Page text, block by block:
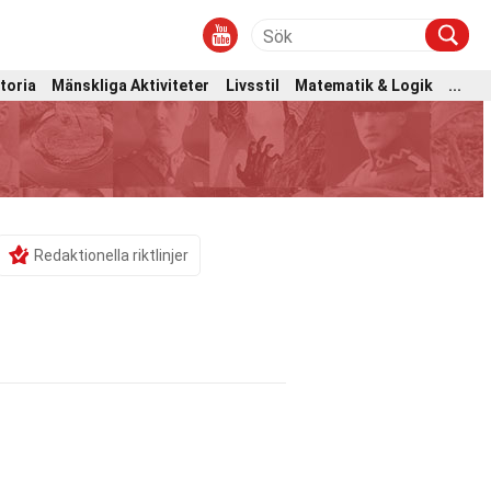
Mänskliga Aktiviteter Livsstil Matematik & Logik
...
Redaktionella riktlinjer